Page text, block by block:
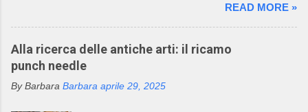
capi dell’azienda consiste nell’utilizzare
macchinari, che permettono di realizzare ogni
singolo pezzo del prodotto già nella taglia
desiderata e non un rettangolo di maglia dal
quale tagliare le varie parti per poi assemblarle.
diventare un'opera d'arte. Il mio racconto non
può non partire dalla materia prima: il metallo è
un elemento chimico caratterizzato da alto
elevata. L’uso dei metalli, dalla produzione di
READ MORE »
Alla ricerca delle antiche arti: il ricamo
punch needle
By Barbara Barbara aprile 29, 2025